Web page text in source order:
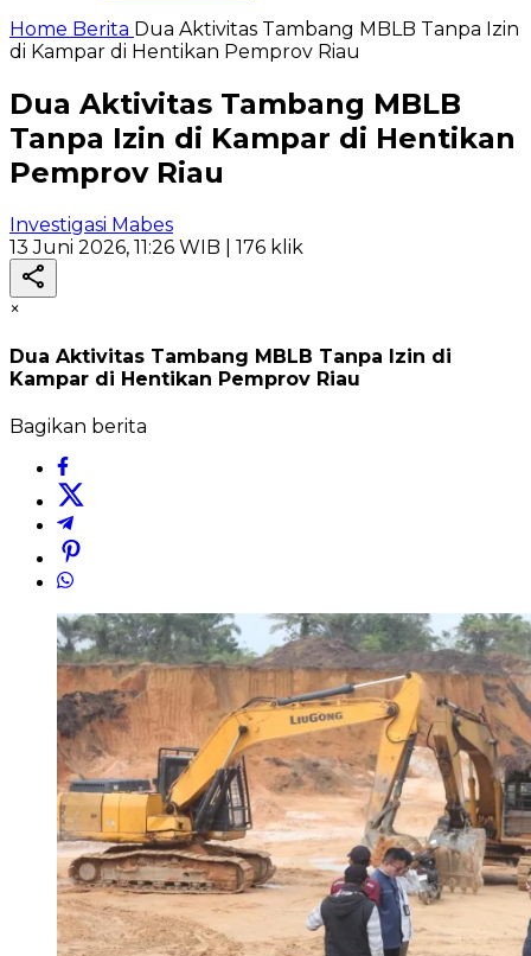
Home Berita Dua Aktivitas Tambang MBLB Tanpa Izin
di Kampar di Hentikan Pemprov Riau
Dua Aktivitas Tambang MBLB
Tanpa Izin di Kampar di Hentikan
Pemprov Riau
Investigasi Mabes
13 Juni 2026, 11:26 WIB | 176 klik
×
Dua Aktivitas Tambang MBLB Tanpa Izin di
Kampar di Hentikan Pemprov Riau
Bagikan berita